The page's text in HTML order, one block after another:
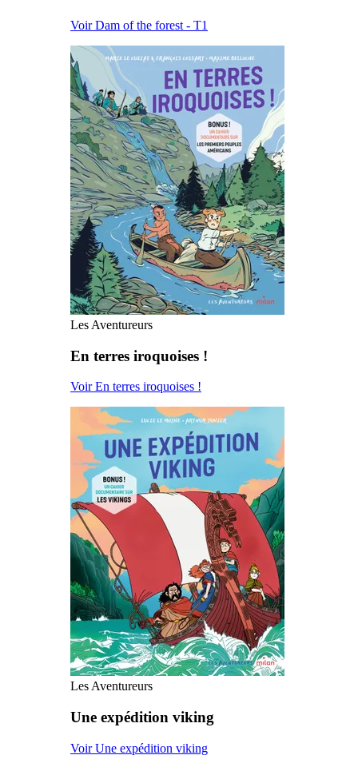
Voir Dam of the forest - T1
Les Aventureurs
En terres iroquoises !
Voir En terres iroquoises !
Les Aventureurs
Une expédition viking
Voir Une expédition viking